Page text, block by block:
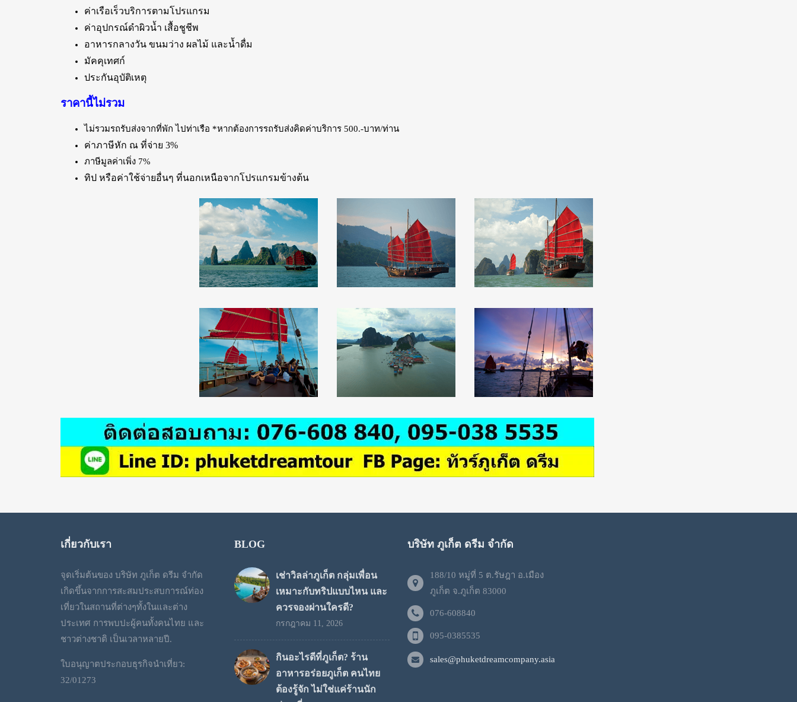
ค่าเรือเร็วบริการตามโปรแกรม
ค่าอุปกรณ์ดำผิวน้ำ เสื้อชูชีพ
อาหารกลางวัน ขนมว่าง ผลไม้ และน้ำดื่ม
มัคคุเทศก์
ประกันอุบัติเหตุ
ราคานี้ไม่รวม
ไม่รวมรถรับส่งจากที่พัก ไปท่าเรือ *หากต้องการรถรับส่งคิดค่าบริการ 500.-บาท/ท่าน
ค่าภาษีหัก ณ ที่จ่าย 3%
ภาษีมูลค่าเพิ่ง 7%
ทิป หรือค่าใช้จ่ายอื่นๆ ที่นอกเหนือจากโปรแกรมข้างต้น
เกี่ยวกับเรา
จุดเริ่มต้นของ บริษัท ภูเก็ต ดรีม จำกัด
เกิดขึ้นจากการสะสมประสบการณ์ท่อง
เที่ยวในสถานที่ต่างๆทั้งในและต่าง
ประเทศ การพบปะผู้คนทั้งคนไทย และ
ชาวต่างชาติ เป็นเวลาหลายปี.
ใบอนุญาตประกอบธุรกิจนำเที่ยว:
32/01273
BLOG
เช่าวิลล่าภูเก็ต กลุ่มเพื่อน
เหมาะกับทริปแบบไหน และ
ควรจองผ่านใครดี?
กรกฎาคม 11, 2026
กินอะไรดีที่ภูเก็ต? ร้าน
อาหารอร่อยภูเก็ต คนไทย
ต้องรู้จัก ไม่ใช่แค่ร้านนัก
บริษัท ภูเก็ต ดรีม จำกัด
188/10 หมู่ที่ 5 ต.รัษฎา อ.เมือง
ภูเก็ต จ.ภูเก็ต 83000
076-608840
095-0385535
sales@phuketdreamcompany.asia